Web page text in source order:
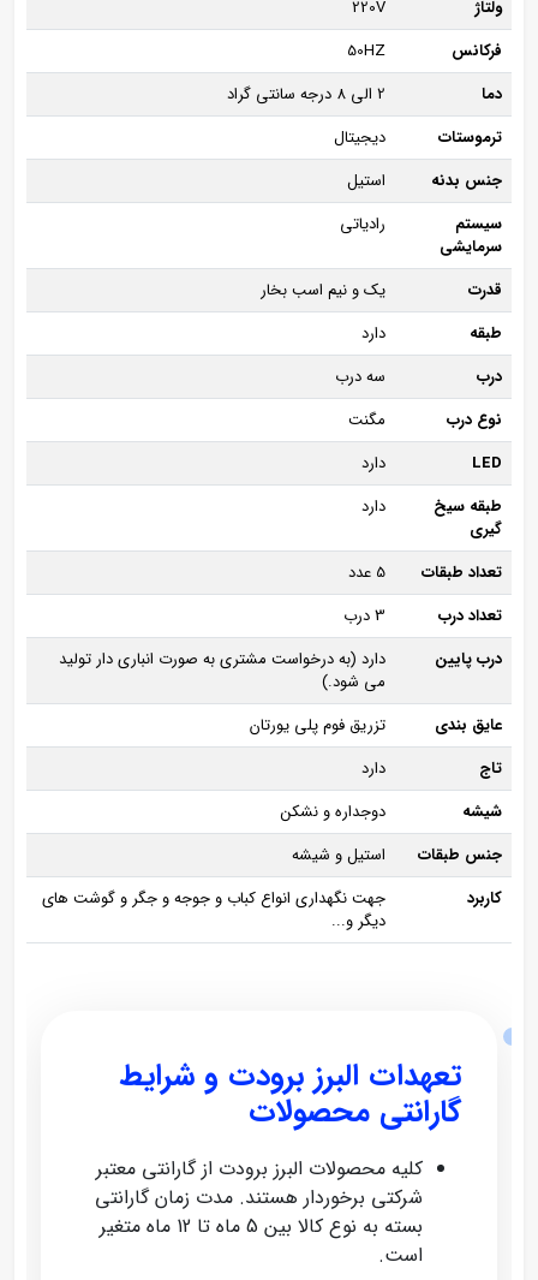
ولتاژ
220V
فرکانس
50HZ
دما
2 الی 8 درجه سانتی گراد
ترموستات
دیجیتال
جنس بدنه
استیل
سیستم
سرمایشی
رادیاتی
قدرت
یک و نیم اسب بخار
طبقه
دارد
درب
سه درب
نوع درب
مگنت
LED
دارد
طبقه سیخ
گیری
دارد
تعداد طبقات
5 عدد
تعداد درب
3 درب
درب پایین
دارد (به درخواست مشتری به صورت انباری دار تولید
می شود.)
عایق بندی
تزریق فوم پلی یورتان
تاج
دارد
شیشه
دوجداره و نشکن
جنس طبقات
استیل و شیشه
کاربرد
جهت نگهداری انواع کباب و جوجه و جگر و گوشت های
دیگر و...
تعهدات البرز برودت و شرایط
گارانتی محصولات
کلیه محصولات البرز برودت از گارانتی معتبر
شرکتی برخوردار هستند. مدت زمان گارانتی
بسته به نوع کالا بین 5 ماه تا 12 ماه متغیر
است.